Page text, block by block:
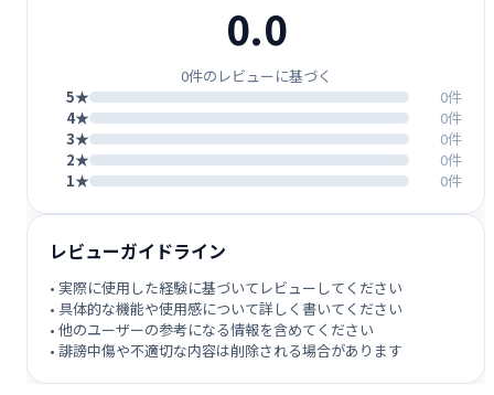
0.0
0件のレビューに基づく
5★
0件
4★
0件
3★
0件
2★
0件
1★
0件
レビューガイドライン
• 実際に使用した経験に基づいてレビューしてください
• 具体的な機能や使用感について詳しく書いてください
• 他のユーザーの参考になる情報を含めてください
• 誹謗中傷や不適切な内容は削除される場合があります